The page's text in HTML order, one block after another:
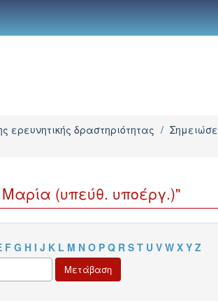
ερευνητικής δραστηριότητας /
(υπεύθ. υποέργ.)"
F G H I J K L M N O P Q R S T U V W X Y Z